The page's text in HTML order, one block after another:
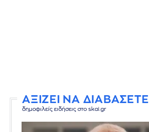
ΑΞΙΖΕΙ ΝΑ ΔΙΑΒΑΣΕΤΕ
δημοφιλείς ειδήσεις στο skai.gr